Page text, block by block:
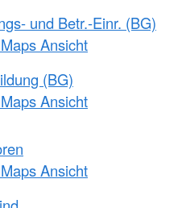
und Betr.-Einr. (BG)
Ansicht
(BG)
Ansicht
Ansicht